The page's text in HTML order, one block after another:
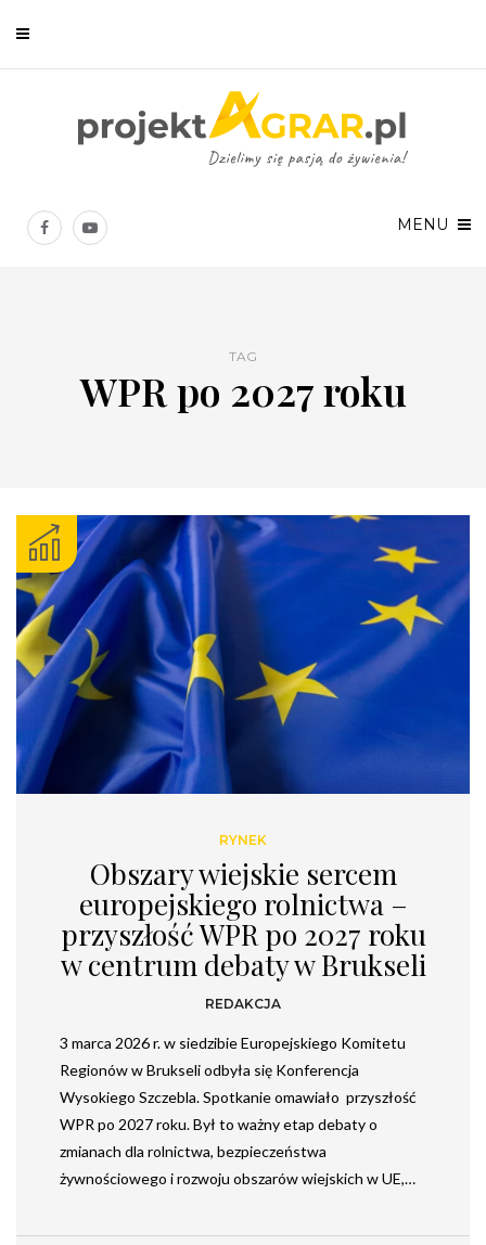
MENU
TAG
WPR po 2027 roku
RYNEK
Obszary wiejskie sercem
europejskiego rolnictwa –
przyszłość WPR po 2027 roku
w centrum debaty w Brukseli
REDAKCJA
3 marca 2026 r. w siedzibie Europejskiego Komitetu
Regionów w Brukseli odbyła się Konferencja
Wysokiego Szczebla. Spotkanie omawiało przyszłość
WPR po 2027 roku. Był to ważny etap debaty o
zmianach dla rolnictwa, bezpieczeństwa
żywnościowego i rozwoju obszarów wiejskich w UE,…
Chcesz być na bieżąco? Zostaw swój e-mail, a raz w tygodniu
prześlemy Ci nasze najlepsze artykuły!
Twoje dane osobowe będą przetwarzane zgodnie z Polityką prywatności